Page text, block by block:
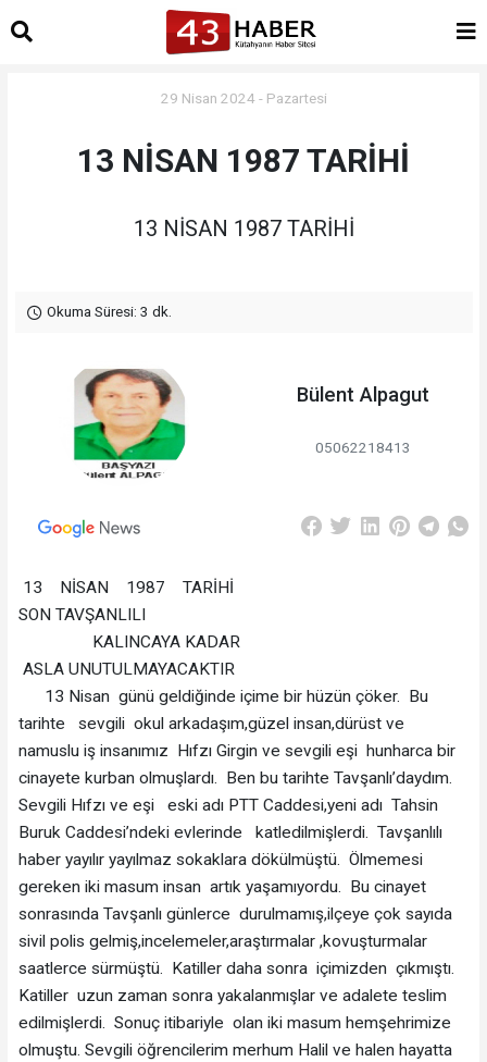
29 Nisan 2024 - Pazartesi
13 NİSAN 1987 TARİHİ
13 NİSAN 1987 TARİHİ
Okuma Süresi: 3 dk.
Bülent Alpagut
05062218413
13 NİSAN 1987 TARİHİ
SON TAVŞANLILI
KALINCAYA KADAR
ASLA UNUTULMAYACAKTIR
13 Nisan günü geldiğinde içime bir hüzün çöker. Bu
tarihte sevgili okul arkadaşım,güzel insan,dürüst ve
namuslu iş insanımız Hıfzı Girgin ve sevgili eşi hunharca bir
cinayete kurban olmuşlardı. Ben bu tarihte Tavşanlı’daydım.
Sevgili Hıfzı ve eşi eski adı PTT Caddesi,yeni adı Tahsin
Buruk Caddesi’ndeki evlerinde katledilmişlerdi. Tavşanlılı
haber yayılır yayılmaz sokaklara dökülmüştü. Ölmemesi
gereken iki masum insan artık yaşamıyordu. Bu cinayet
sonrasında Tavşanlı günlerce durulmamış,ilçeye çok sayıda
sivil polis gelmiş,incelemeler,araştırmalar ,kovuşturmalar
saatlerce sürmüştü. Katiller daha sonra içimizden çıkmıştı.
Katiller uzun zaman sonra yakalanmışlar ve adalete teslim
edilmişlerdi. Sonuç itibariyle olan iki masum hemşehrimize
olmuştu. Sevgili öğrencilerim merhum Halil ve halen hayatta